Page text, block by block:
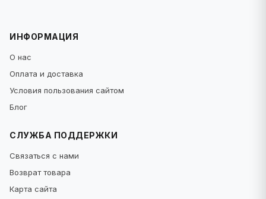
ИНФОРМАЦИЯ
О нас
Оплата и доставка
Условия пользования сайтом
Блог
СЛУЖБА ПОДДЕРЖКИ
Связаться с нами
Возврат товара
Карта сайта